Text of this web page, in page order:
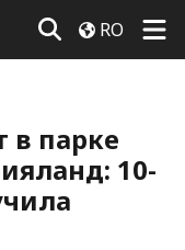
RO
в парке
10-